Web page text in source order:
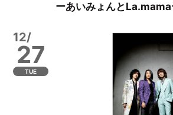
ーあいみょんと
12/
27
TUE